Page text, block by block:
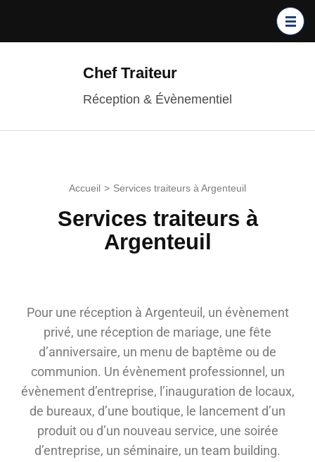
Chef Traiteur
Réception & Évènementiel
Accueil > Services traiteurs à Argenteuil
Services traiteurs à
Argenteuil
Pour une réception à Argenteuil, un évènement
privé, une réception de mariage, une fête
d’anniversaire, un menu de baptême ou de
communion. Un évènement professionnel, un
évènement d’entreprise, l’inauguration de locaux,
de bureaux, d’une boutique, le lancement d’un
produit ou d’un nouveau service, une soirée
d’entreprise, un séminaire, un team building.